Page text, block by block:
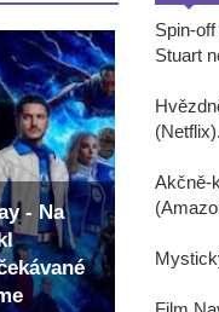
- Na
Spin-
Stuart
(Netflix).
Akčně-